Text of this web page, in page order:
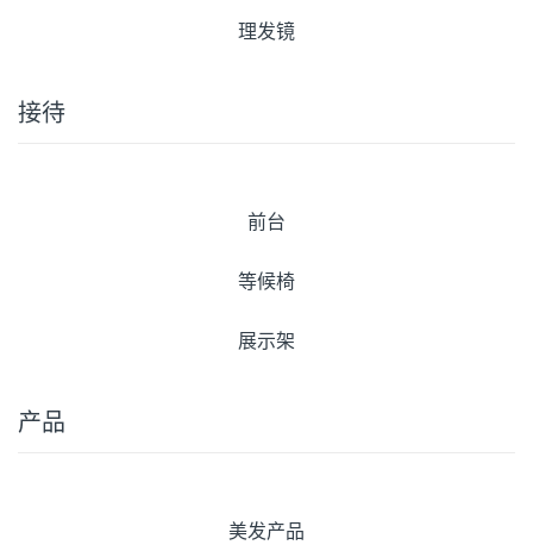
理发镜
接待
前台
等候椅
展示架
产品
美发产品